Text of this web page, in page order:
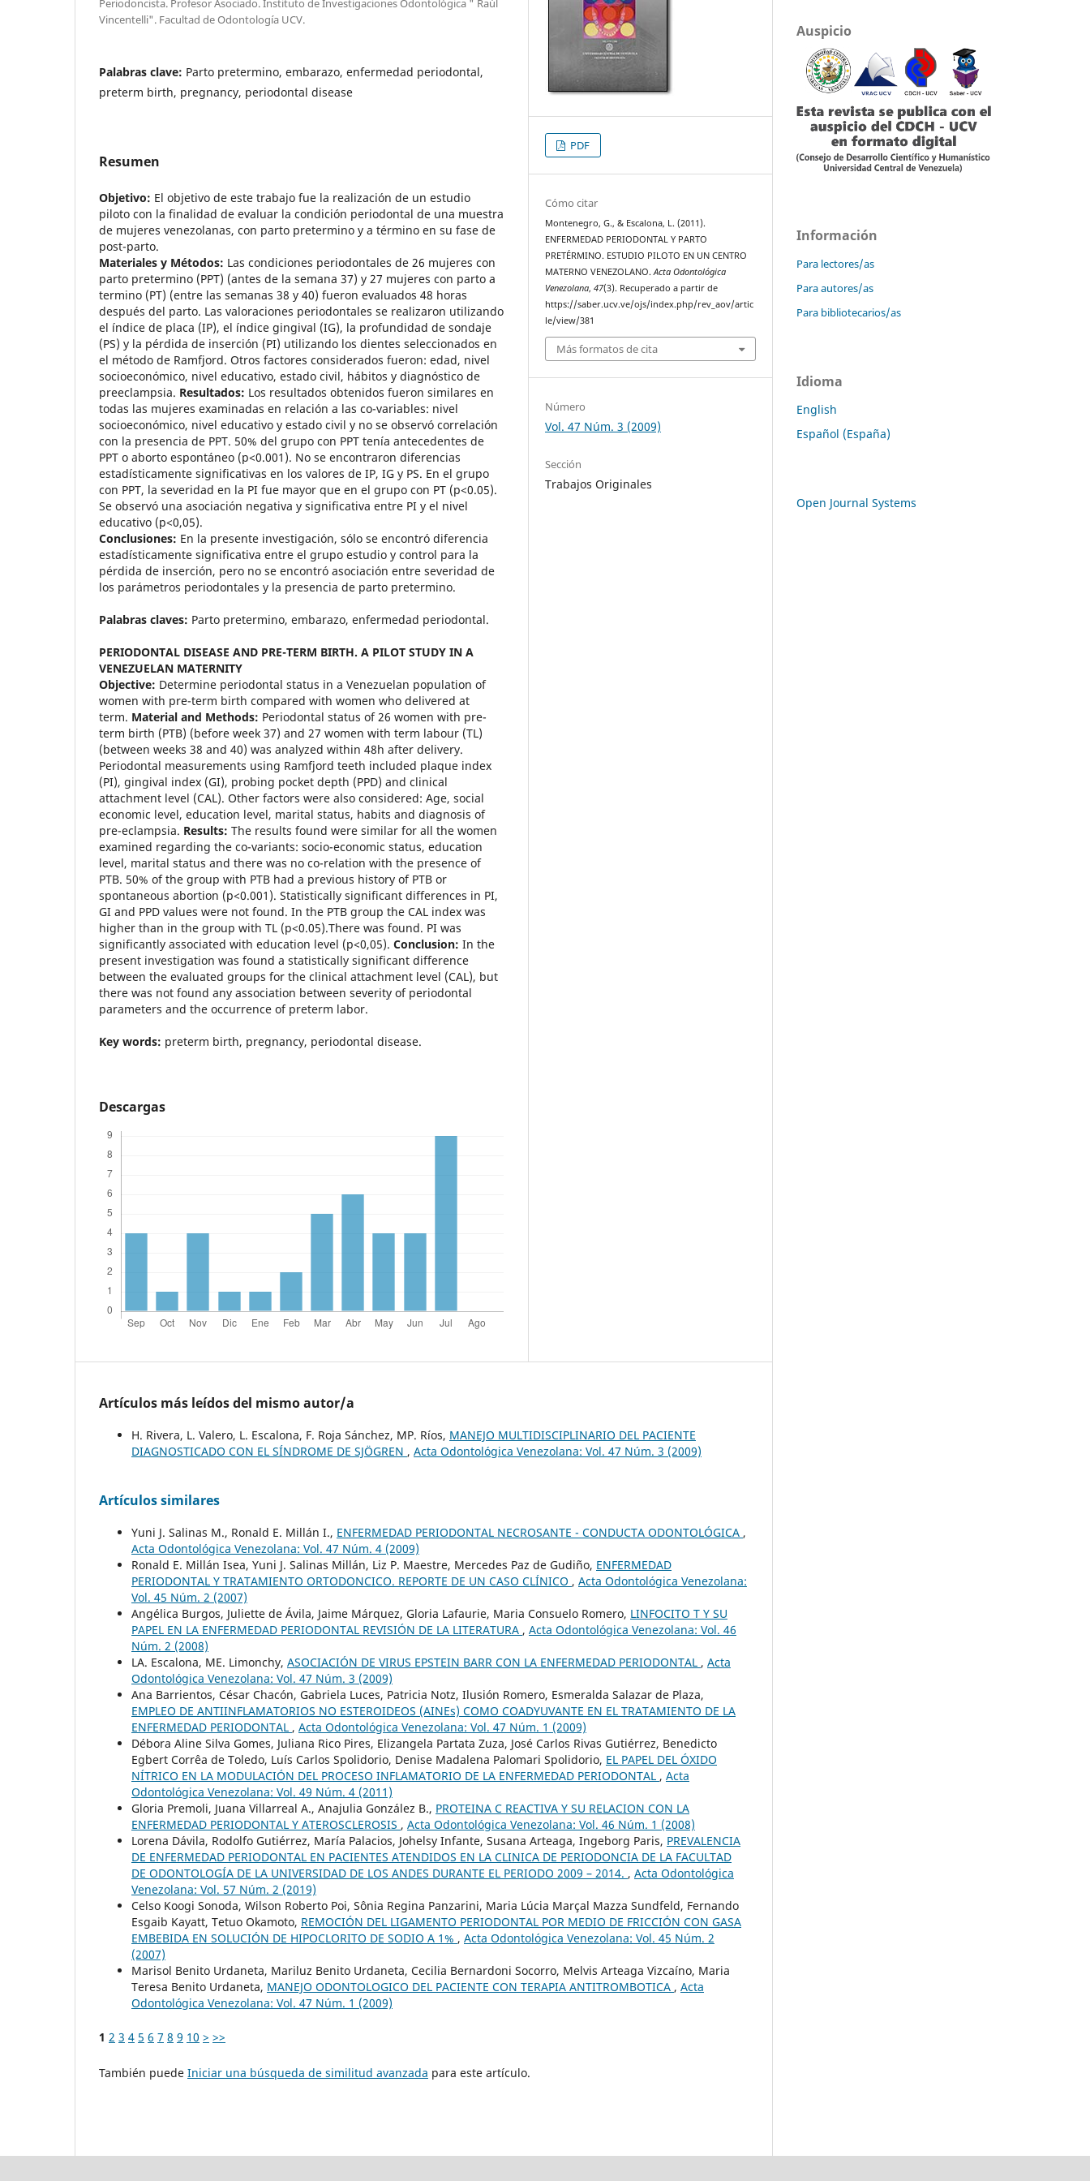
Periodoncista. Profesor Asociado. Instituto de Investigaciones Odontológica " Raúl
Vincentelli". Facultad de Odontología UCV.
Palabras clave: Parto pretermino, embarazo, enfermedad periodontal,
preterm birth, pregnancy, periodontal disease
Resumen
Objetivo: El objetivo de este trabajo fue la realización de un estudio
piloto con la finalidad de evaluar la condición periodontal de una muestra
de mujeres venezolanas, con parto pretermino y a término en su fase de
post-parto.
Materiales y Métodos: Las condiciones periodontales de 26 mujeres con
parto pretermino (PPT) (antes de la semana 37) y 27 mujeres con parto a
termino (PT) (entre las semanas 38 y 40) fueron evaluados 48 horas
después del parto. Las valoraciones periodontales se realizaron utilizando
el índice de placa (IP), el índice gingival (IG), la profundidad de sondaje
(PS) y la pérdida de inserción (PI) utilizando los dientes seleccionados en
el método de Ramfjord. Otros factores considerados fueron: edad, nivel
socioeconómico, nivel educativo, estado civil, hábitos y diagnóstico de
preeclampsia. Resultados: Los resultados obtenidos fueron similares en
todas las mujeres examinadas en relación a las co-variables: nivel
socioeconómico, nivel educativo y estado civil y no se observó correlación
con la presencia de PPT. 50% del grupo con PPT tenía antecedentes de
PPT o aborto espontáneo (p<0.001). No se encontraron diferencias
estadísticamente significativas en los valores de IP, IG y PS. En el grupo
con PPT, la severidad en la PI fue mayor que en el grupo con PT (p<0.05).
Se observó una asociación negativa y significativa entre PI y el nivel
educativo (p<0,05).
Conclusiones: En la presente investigación, sólo se encontró diferencia
estadísticamente significativa entre el grupo estudio y control para la
pérdida de inserción, pero no se encontró asociación entre severidad de
los parámetros periodontales y la presencia de parto pretermino.
Palabras claves: Parto pretermino, embarazo, enfermedad periodontal.
PERIODONTAL DISEASE AND PRE-TERM BIRTH. A PILOT STUDY IN A
VENEZUELAN MATERNITY
Objective: Determine periodontal status in a Venezuelan population of
women with pre-term birth compared with women who delivered at
term. Material and Methods: Periodontal status of 26 women with pre-
term birth (PTB) (before week 37) and 27 women with term labour (TL)
(between weeks 38 and 40) was analyzed within 48h after delivery.
Periodontal measurements using Ramfjord teeth included plaque index
(PI), gingival index (GI), probing pocket depth (PPD) and clinical
attachment level (CAL). Other factors were also considered: Age, social
economic level, education level, marital status, habits and diagnosis of
pre-eclampsia. Results: The results found were similar for all the women
examined regarding the co-variants: socio-economic status, education
level, marital status and there was no co-relation with the presence of
PTB. 50% of the group with PTB had a previous history of PTB or
spontaneous abortion (p<0.001). Statistically significant differences in PI,
GI and PPD values were not found. In the PTB group the CAL index was
higher than in the group with TL (p<0.05).There was found. PI was
significantly associated with education level (p<0,05). Conclusion: In the
present investigation was found a statistically significant difference
between the evaluated groups for the clinical attachment level (CAL), but
there was not found any association between severity of periodontal
parameters and the occurrence of preterm labor.
Key words: preterm birth, pregnancy, periodontal disease.
Descargas
PDF
Cómo citar
Montenegro, G., & Escalona, L. (2011).
ENFERMEDAD PERIODONTAL Y PARTO
PRETÉRMINO. ESTUDIO PILOTO EN UN CENTRO
MATERNO VENEZOLANO.Acta Odontológica
Venezolana,47(3). Recuperado a partir de
https://saber.ucv.ve/ojs/index.php/rev_aov/artic
le/view/381
Más formatos de cita
Número
Vol. 47 Núm. 3 (2009)
Sección
Trabajos Originales
Artículos más leídos del mismo autor/a
H. Rivera, L. Valero, L. Escalona, F. Roja Sánchez, MP. Ríos, MANEJO MULTIDISCIPLINARIO DEL PACIENTE
DIAGNOSTICADO CON EL SÍNDROME DE SJÖGREN , Acta Odontológica Venezolana: Vol. 47 Núm. 3 (2009)
Artículos similares
Yuni J. Salinas M., Ronald E. Millán I., ENFERMEDAD PERIODONTAL NECROSANTE - CONDUCTA ODONTOLÓGICA ,
Acta Odontológica Venezolana: Vol. 47 Núm. 4 (2009)
Ronald E. Millán Isea, Yuni J. Salinas Millán, Liz P. Maestre, Mercedes Paz de Gudiño, ENFERMEDAD
PERIODONTAL Y TRATAMIENTO ORTODONCICO. REPORTE DE UN CASO CLÍNICO , Acta Odontológica Venezolana:
Vol. 45 Núm. 2 (2007)
Angélica Burgos, Juliette de Ávila, Jaime Márquez, Gloria Lafaurie, Maria Consuelo Romero, LINFOCITO T Y SU
PAPEL EN LA ENFERMEDAD PERIODONTAL REVISIÓN DE LA LITERATURA , Acta Odontológica Venezolana: Vol. 46
Núm. 2 (2008)
LA. Escalona, ME. Limonchy, ASOCIACIÓN DE VIRUS EPSTEIN BARR CON LA ENFERMEDAD PERIODONTAL , Acta
Odontológica Venezolana: Vol. 47 Núm. 3 (2009)
Ana Barrientos, César Chacón, Gabriela Luces, Patricia Notz, Ilusión Romero, Esmeralda Salazar de Plaza,
EMPLEO DE ANTIINFLAMATORIOS NO ESTEROIDEOS (AINEs) COMO COADYUVANTE EN EL TRATAMIENTO DE LA
ENFERMEDAD PERIODONTAL , Acta Odontológica Venezolana: Vol. 47 Núm. 1 (2009)
Débora Aline Silva Gomes, Juliana Rico Pires, Elizangela Partata Zuza, José Carlos Rivas Gutiérrez, Benedicto
Egbert Corrêa de Toledo, Luís Carlos Spolidorio, Denise Madalena Palomari Spolidorio, EL PAPEL DEL ÓXIDO
NÍTRICO EN LA MODULACIÓN DEL PROCESO INFLAMATORIO DE LA ENFERMEDAD PERIODONTAL , Acta
Odontológica Venezolana: Vol. 49 Núm. 4 (2011)
Gloria Premoli, Juana Villarreal A., Anajulia González B., PROTEINA C REACTIVA Y SU RELACION CON LA
ENFERMEDAD PERIODONTAL Y ATEROSCLEROSIS , Acta Odontológica Venezolana: Vol. 46 Núm. 1 (2008)
Lorena Dávila, Rodolfo Gutiérrez, María Palacios, Johelsy Infante, Susana Arteaga, Ingeborg Paris, PREVALENCIA
DE ENFERMEDAD PERIODONTAL EN PACIENTES ATENDIDOS EN LA CLINICA DE PERIODONCIA DE LA FACULTAD
DE ODONTOLOGÍA DE LA UNIVERSIDAD DE LOS ANDES DURANTE EL PERIODO 2009 – 2014. , Acta Odontológica
Venezolana: Vol. 57 Núm. 2 (2019)
Celso Koogi Sonoda, Wilson Roberto Poi, Sônia Regina Panzarini, Maria Lúcia Marçal Mazza Sundfeld, Fernando
Esgaib Kayatt, Tetuo Okamoto, REMOCIÓN DEL LIGAMENTO PERIODONTAL POR MEDIO DE FRICCIÓN CON GASA
EMBEBIDA EN SOLUCIÓN DE HIPOCLORITO DE SODIO A 1% , Acta Odontológica Venezolana: Vol. 45 Núm. 2
(2007)
Marisol Benito Urdaneta, Mariluz Benito Urdaneta, Cecilia Bernardoni Socorro, Melvis Arteaga Vizcaíno, Maria
Teresa Benito Urdaneta, MANEJO ODONTOLOGICO DEL PACIENTE CON TERAPIA ANTITROMBOTICA , Acta
Odontológica Venezolana: Vol. 47 Núm. 1 (2009)
1 2 3 4 5 6 7 8 9 10 > >>
También puede Iniciar una búsqueda de similitud avanzada para este artículo.
Auspicio
Información
Para lectores/as
Para autores/as
Para bibliotecarios/as
Idioma
English
Español (España)
Open Journal Systems